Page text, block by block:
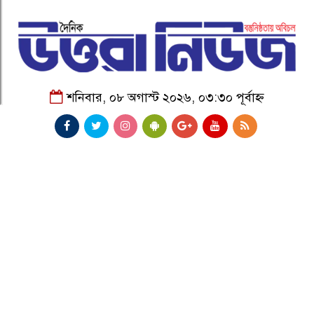
শনিবার, ০৮ অগাস্ট ২০২৬, ০৩:৩০ পূর্বাহ্ন